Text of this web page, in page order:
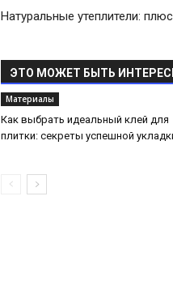
Натуральные утеплители:
ЭТО МОЖЕТ БЫТЬ
Материалы
Как выбрать идеальный клей для
плитки: секреты успешной